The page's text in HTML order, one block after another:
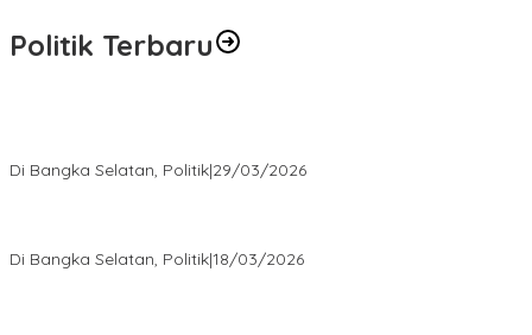
Politik Terbaru
Di Bangka Selatan, Politik|29/03/2026
Di Bangka Selatan, Politik|18/03/2026